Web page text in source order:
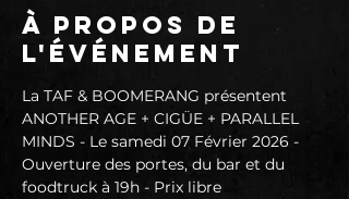
À propos de
l'événement
La TAF & BOOMERANG présentent
ANOTHER AGE + CIGÜE + PARALLEL
MINDS - Le samedi 07 Février 2026 -
Ouverture des portes, du bar et du
foodtruck à 19h - Prix libre